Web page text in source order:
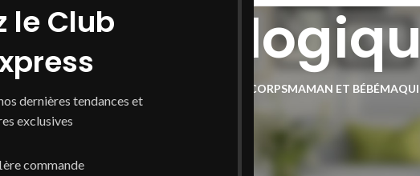
le Club
dernières tendances et
exclusives
commande
CORPSMAMAN ET BÉBÉ